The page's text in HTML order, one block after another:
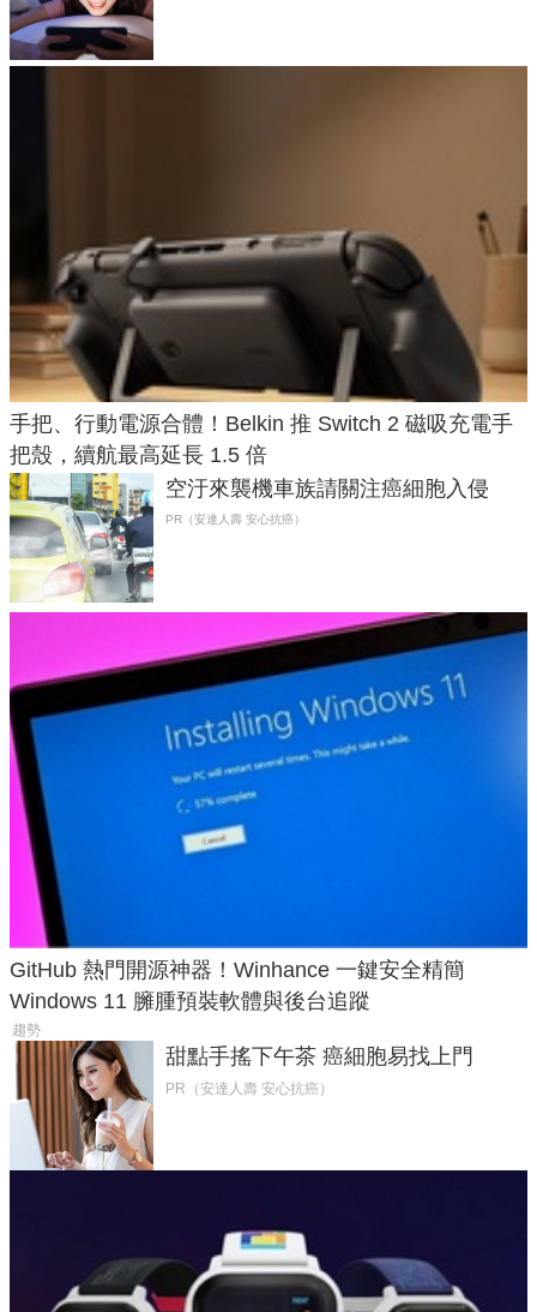
手把、行動電源合體！Belkin 推 Switch 2 磁吸充電手
把殼，續航最高延長 1.5 倍
空汙來襲機車族請關注癌細胞入侵
PR（安達人壽 安心抗癌）
GitHub 熱門開源神器！Winhance 一鍵安全精簡
Windows 11 臃腫預裝軟體與後台追蹤
趨勢
甜點手搖下午茶 癌細胞易找上門
PR（安達人壽 安心抗癌）